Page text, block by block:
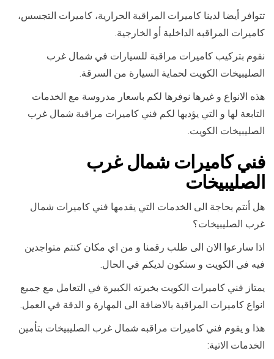
تتوافر أيضا لدينا كاميرات المراقبة الحرارية، كاميرات التجسس،
كاميرات المراقبه الداخلية أو الخارجية.
نقوم بتركيب كاميرات مراقبة للسيارات في شمال غرب
الصليبيخات الكويت لحماية السيارة من السرقة.
هذه الانواع و غيرها نوفرها لكم باسعار مدروسة مع الخدمات
التابعة لها و التي يؤديها لكم فني كاميرات مراقبة شمال غرب
الصليبيخات الكويت.
فني كاميرات شمال غرب
الصليبيخات
هل أنتم بحاجة الى الخدمات التي يقدمها فني كاميرات شمال
غرب الصليبيخات؟
اذا سارعوا الان الى طلب رقمنا و من اي مكان كنتم متواجدين
فيه في الكويت و سنكون لديكم في الحال.
يمتاز فني كاميرات الكويت بخبرته الكبيرة في التعامل مع جميع
انواع كاميرات المراقبة بالاضافة الى المهارة و الدقة في العمل.
هذا و يقوم فني كاميرات مراقبه شمال غرب الصليبيخات بتأمين
الخدمات الاتية: